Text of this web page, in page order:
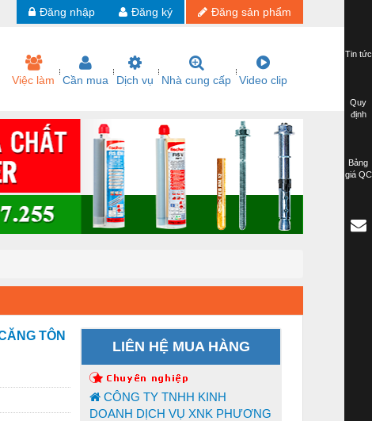
Đăng sản phẩm
Đăng ký
Đăng nhập
Việc làm Cần mua Dịch vụ Nhà cung cấp Video clip
TÔN
LIÊN HỆ MUA HÀNG
CÔNG TY TNHH KINH
DOANH DỊCH VỤ XNK PHƯƠNG
Tin tức
Quy
định
Bảng
giá QC